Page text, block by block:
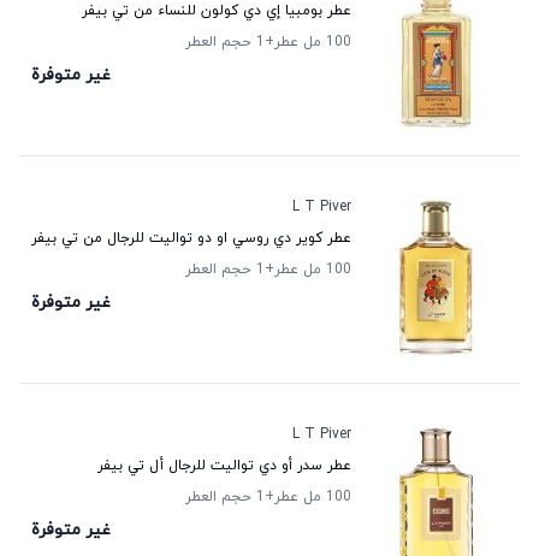
عطر بومبيا إي دي كولون للنساء من تي بيفر
100 مل عطر
+1 حجم العطر
غير متوفرة
L T Piver
عطر كوير دي روسي او دو تواليت للرجال من تي بيفر
100 مل عطر
+1 حجم العطر
غير متوفرة
L T Piver
عطر سدر أو دي تواليت للرجال أل تي بيفر
100 مل عطر
+1 حجم العطر
غير متوفرة